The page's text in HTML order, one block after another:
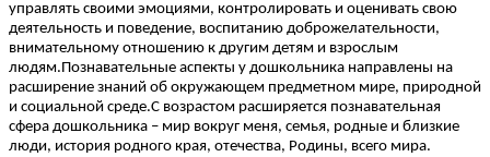
управлять своими эмоциями, контролировать и оценивать свою
деятельность и поведение, воспитанию доброжелательности,
внимательному отношению к другим детям и взрослым
людям.Познавательные аспекты у дошкольника направлены на
расширение знаний об окружающем предметном мире, природной
и социальной среде.C возрастом расширяется познавательная
сфера дошкольника – мир вокруг меня, семья, родные и близкие
люди, история родного края, отечества, Родины, всего мира.